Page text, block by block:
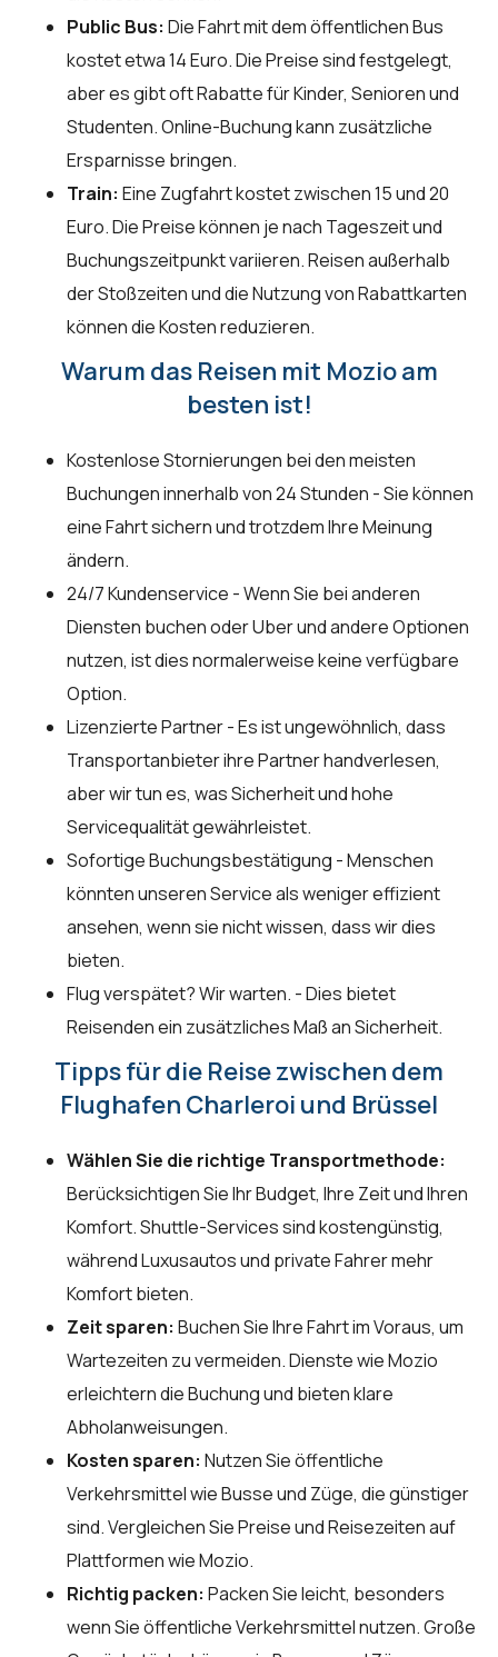
Public Bus: Die Fahrt mit dem öffentlichen Bus
kostet etwa 14 Euro. Die Preise sind festgelegt,
aber es gibt oft Rabatte für Kinder, Senioren und
Studenten. Online-Buchung kann zusätzliche
Ersparnisse bringen.
Train: Eine Zugfahrt kostet zwischen 15 und 20
Euro. Die Preise können je nach Tageszeit und
Buchungszeitpunkt variieren. Reisen außerhalb
der Stoßzeiten und die Nutzung von Rabattkarten
können die Kosten reduzieren.
Warum das Reisen mit Mozio am
besten ist!
Kostenlose Stornierungen bei den meisten
Buchungen innerhalb von 24 Stunden - Sie können
eine Fahrt sichern und trotzdem Ihre Meinung
ändern.
24/7 Kundenservice - Wenn Sie bei anderen
Diensten buchen oder Uber und andere Optionen
nutzen, ist dies normalerweise keine verfügbare
Option.
Lizenzierte Partner - Es ist ungewöhnlich, dass
Transportanbieter ihre Partner handverlesen,
aber wir tun es, was Sicherheit und hohe
Servicequalität gewährleistet.
Sofortige Buchungsbestätigung - Menschen
könnten unseren Service als weniger effizient
ansehen, wenn sie nicht wissen, dass wir dies
bieten.
Flug verspätet? Wir warten. - Dies bietet
Reisenden ein zusätzliches Maß an Sicherheit.
Tipps für die Reise zwischen dem
Flughafen Charleroi und Brüssel
Wählen Sie die richtige Transportmethode:
Berücksichtigen Sie Ihr Budget, Ihre Zeit und Ihren
Komfort. Shuttle-Services sind kostengünstig,
während Luxusautos und private Fahrer mehr
Komfort bieten.
Zeit sparen: Buchen Sie Ihre Fahrt im Voraus, um
Wartezeiten zu vermeiden. Dienste wie Mozio
erleichtern die Buchung und bieten klare
Abholanweisungen.
Kosten sparen: Nutzen Sie öffentliche
Verkehrsmittel wie Busse und Züge, die günstiger
sind. Vergleichen Sie Preise und Reisezeiten auf
Plattformen wie Mozio.
Richtig packen: Packen Sie leicht, besonders
wenn Sie öffentliche Verkehrsmittel nutzen. Große